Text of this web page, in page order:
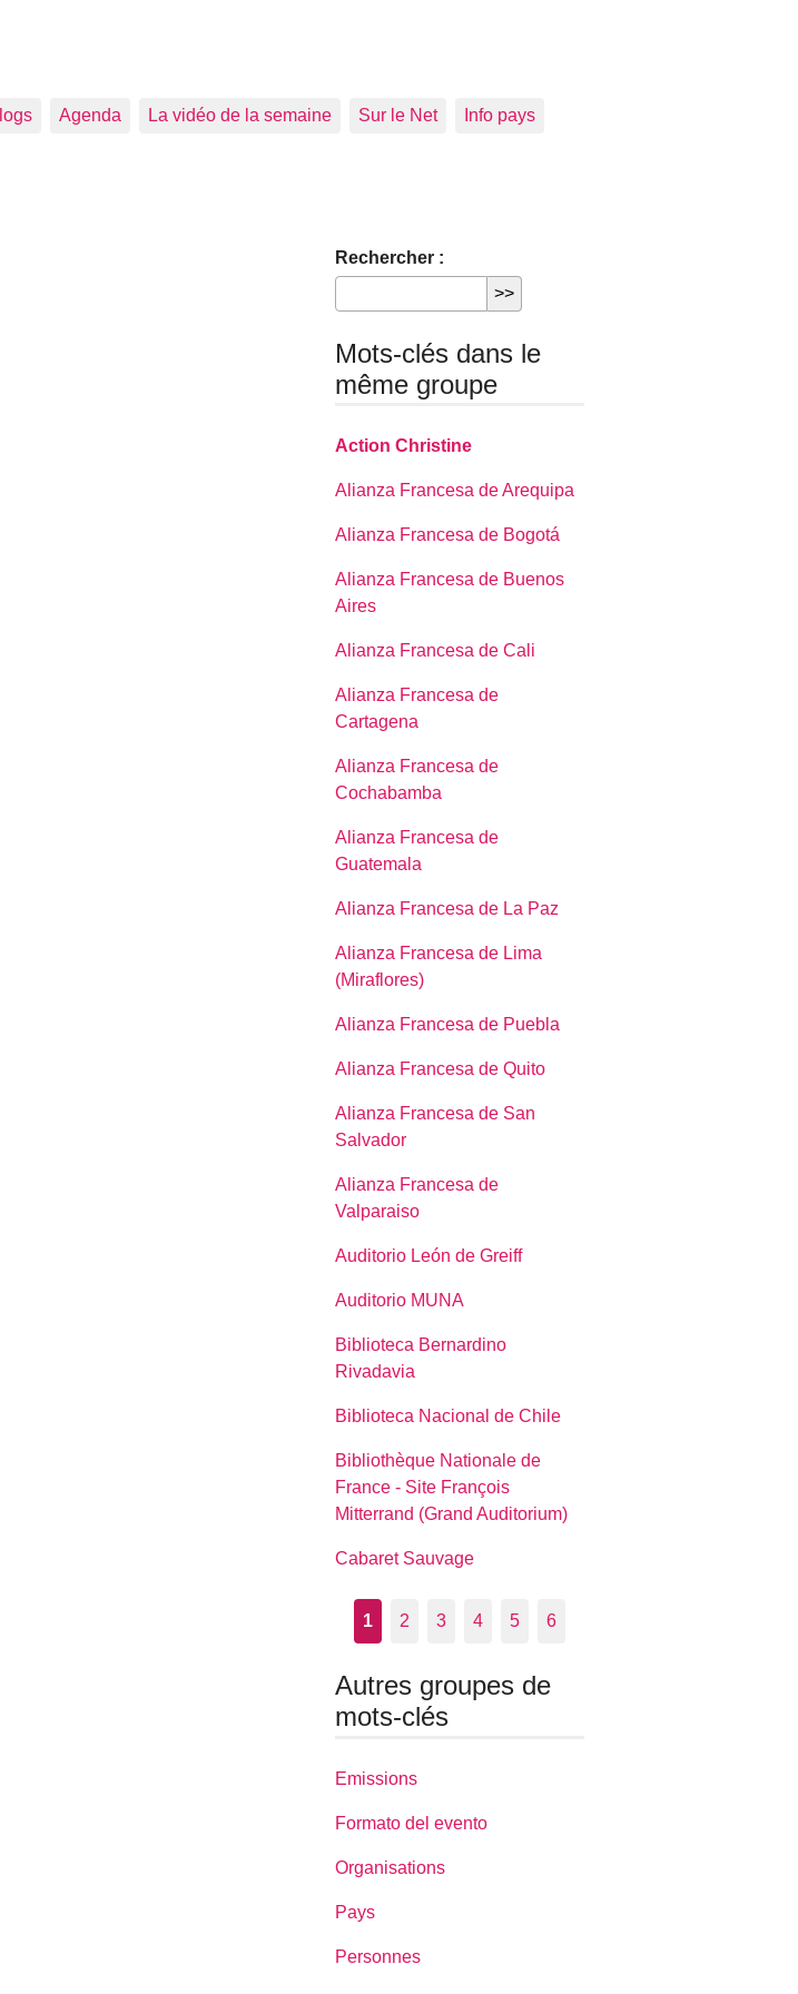
Agenda La vidéo de la semaine Sur le Net Info pays
Rechercher :
Mots-clés dans le
même groupe
Action Christine
Alianza Francesa de Arequipa
Alianza Francesa de Bogotá
Alianza Francesa de Buenos
Aires
Alianza Francesa de Cali
Alianza Francesa de
Cartagena
Alianza Francesa de
Cochabamba
Alianza Francesa de
Guatemala
Alianza Francesa de La Paz
Alianza Francesa de Lima
(Miraflores)
Alianza Francesa de Puebla
Alianza Francesa de Quito
Alianza Francesa de San
Salvador
Alianza Francesa de
Valparaiso
Auditorio León de Greiff
Auditorio MUNA
Biblioteca Bernardino
Rivadavia
Biblioteca Nacional de Chile
Bibliothèque Nationale de
France - Site François
Mitterrand (Grand Auditorium)
Cabaret Sauvage
1 2 3 4 5 6
Autres groupes de
mots-clés
Emissions
Formato del evento
Organisations
Pays
Personnes